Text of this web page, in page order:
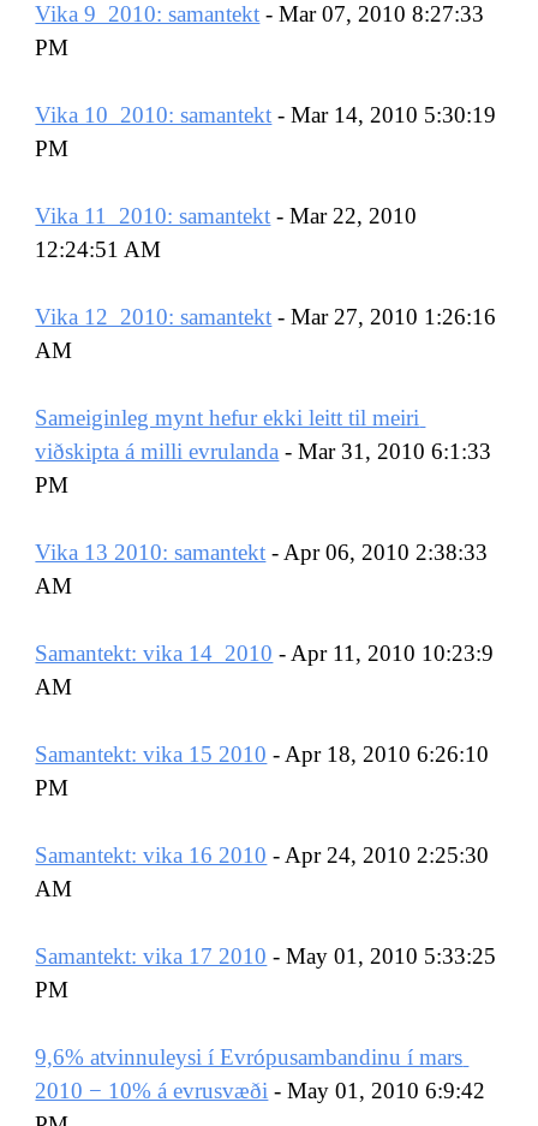
Vika 9  2010: samantekt - Mar 07, 2010 8:27:33
PM
Vika 10  2010: samantekt - Mar 14, 2010 5:30:19
PM
Vika 11  2010: samantekt - Mar 22, 2010
12:24:51 AM
Vika 12  2010: samantekt - Mar 27, 2010 1:26:16
AM
Sameiginleg mynt hefur ekki leitt til meiri
viðskipta á milli evrulanda - Mar 31, 2010 6:1:33
PM
Vika 13 2010: samantekt - Apr 06, 2010 2:38:33
AM
Samantekt: vika 14  2010 - Apr 11, 2010 10:23:9
AM
Samantekt: vika 15 2010 - Apr 18, 2010 6:26:10
PM
Samantekt: vika 16 2010 - Apr 24, 2010 2:25:30
AM
Samantekt: vika 17 2010 - May 01, 2010 5:33:25
PM
9,6% atvinnuleysi í Evrópusambandinu í mars
2010 − 10% á evrusvæði - May 01, 2010 6:9:42